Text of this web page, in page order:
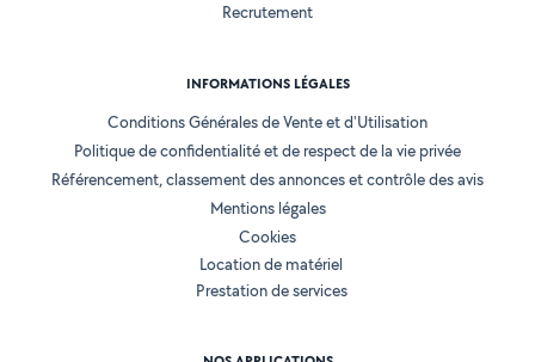
Recrutement
INFORMATIONS LÉGALES
Conditions Générales de Vente et d'Utilisation
Politique de confidentialité et de respect de la vie privée
Référencement, classement des annonces et contrôle des avis
Mentions légales
Cookies
Location de matériel
Prestation de services